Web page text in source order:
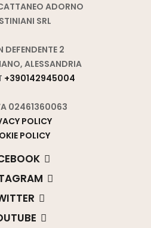
ADORNO
SRL
DEFENDENTE 2
ALESSANDRIA
+390142945004
02461360063
POLICY
POLICY